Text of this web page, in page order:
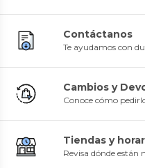
Contáctanos
Te ayudamos con
Cambios y
Conoce cómo
Tiendas y
Revisa dónde están